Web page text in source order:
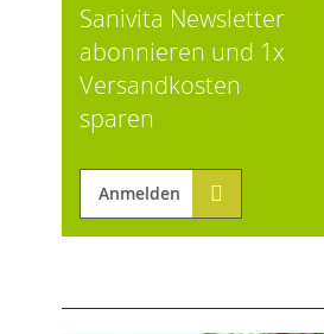
Sanivita Newsletter
abonnieren und 1x
Versandkosten
sparen
Anmelden